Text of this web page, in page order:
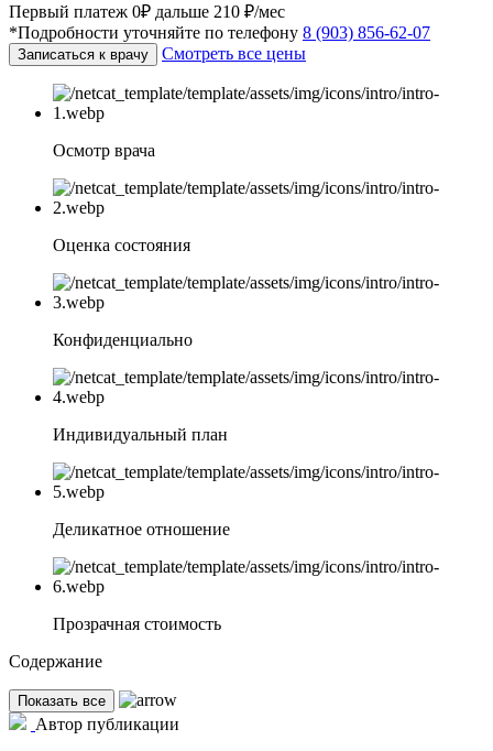
Первый платеж 0₽ дальше 210 ₽/мес
*Подробности уточняйте по телефону 8 (903) 856-62-07
Записаться к врачу Смотреть все цены
Осмотр врача
Оценка состояния
Конфиденциально
Индивидуальный план
Деликатное отношение
Прозрачная стоимость
Содержание
Показать все
Автор публикации